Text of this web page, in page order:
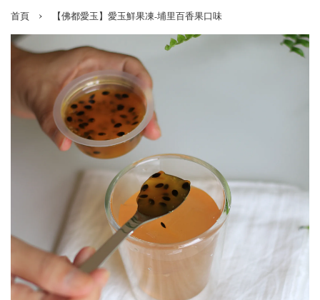
首頁 › 【佛都愛玉】愛玉鮮果凍-埔里百香果口味